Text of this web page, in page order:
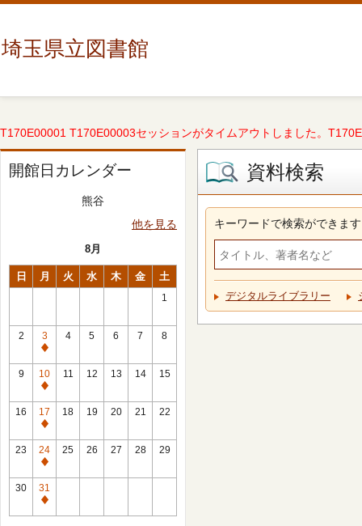
埼玉県立図書館
T170E00001 T170E00003セッションがタイムアウトしました。
開館日カレンダー
熊谷
他を見る
8月
日 月 火 水 木 金 土
1
2
3
休
館
日
4 5 6 7 8
9
10
休
館
日
11 12 13 14 15
16
17
休
館
日
18 19 20 21 22
23
24
休
館
日
25 26 27 28 29
30
31
休
資料検索
キーワードで検索ができます
デジタルライブラリー